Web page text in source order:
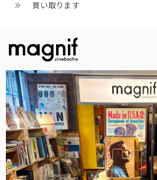
買い取ります